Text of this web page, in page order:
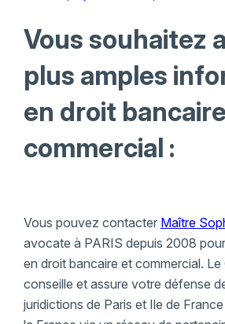
Vous souhaitez
plus amples
en droit
commercial :
Vous pouvez contacter Maître
avocate à PARIS depuis 2008
en droit bancaire et commercial.
conseille et assure votre défense
juridictions de Paris et Ile de